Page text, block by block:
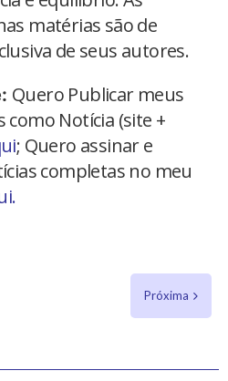
matérias são de
de seus autores.
Quero Publicar meus
Notícia (site +
; Quero assinar e
completas no meu
Próxima